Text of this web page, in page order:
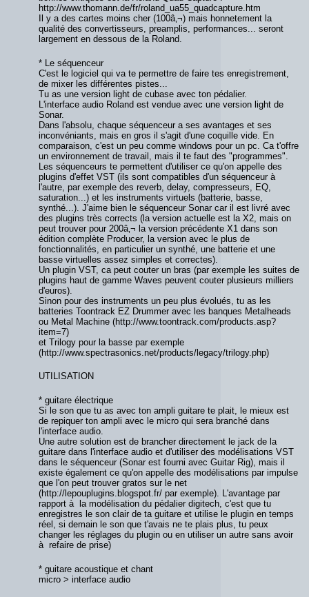
http://www.thomann.de/fr/roland_ua55_quadcapture.htm
Il y a des cartes moins cher (100â‚¬) mais honnetement la
qualité des convertisseurs, preamplis, performances... seront
largement en dessous de la Roland.
* Le séquenceur
C'est le logiciel qui va te permettre de faire tes enregistrement,
de mixer les différentes pistes...
Tu as une version light de cubase avec ton pédalier.
L'interface audio Roland est vendue avec une version light de
Sonar.
Dans l'absolu, chaque séquenceur a ses avantages et ses
inconvéniants, mais en gros il s'agit d'une coquille vide. En
comparaison, c'est un peu comme windows pour un pc. Ca t'offre
un environnement de travail, mais il te faut des "programmes".
Les séquenceurs te permettent d'utiliser ce qu'on appelle des
plugins d'effet VST (ils sont compatibles d'un séquenceur à
l'autre, par exemple des reverb, delay, compresseurs, EQ,
saturation...) et les instruments virtuels (batterie, basse,
synthé...). J'aime bien le séquenceur Sonar car il est livré avec
des plugins très corrects (la version actuelle est la X2, mais on
peut trouver pour 200â‚¬ la version précédente X1 dans son
édition complète Producer, la version avec le plus de
fonctionnalités, en particulier un synthé, une batterie et une
basse virtuelles assez simples et correctes).
Un plugin VST, ca peut couter un bras (par exemple les suites de
plugins haut de gamme Waves peuvent couter plusieurs milliers
d'euros).
Sinon pour des instruments un peu plus évolués, tu as les
batteries Toontrack EZ Drummer avec les banques Metalheads
ou Metal Machine (http://www.toontrack.com/products.asp?
item=7)
et Trilogy pour la basse par exemple
(http://www.spectrasonics.net/products/legacy/trilogy.php)
UTILISATION
* guitare électrique
Si le son que tu as avec ton ampli guitare te plait, le mieux est
de repiquer ton ampli avec le micro qui sera branché dans
l'interface audio.
Une autre solution est de brancher directement le jack de la
guitare dans l'interface audio et d'utiliser des modélisations VST
dans le séquenceur (Sonar est fourni avec Guitar Rig), mais il
existe également ce qu'on appelle des modélisations par impulse
que l'on peut trouver gratos sur le net
(http://lepouplugins.blogspot.fr/ par exemple). L'avantage par
rapport à la modélisation du pédalier digitech, c'est que tu
enregistres le son clair de ta guitare et utilise le plugin en temps
réel, si demain le son que t'avais ne te plais plus, tu peux
changer les réglages du plugin ou en utiliser un autre sans avoir
à refaire de prise)
* guitare acoustique et chant
micro > interface audio